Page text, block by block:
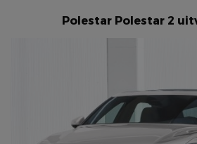
Polestar Polestar 2